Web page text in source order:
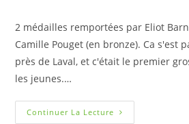
2 médailles remportées par Eliot
Camille Pouget (en bronze). Ca s'est
près de Laval, et c'était le premier
les jeunes.…
Continuer La Lecture